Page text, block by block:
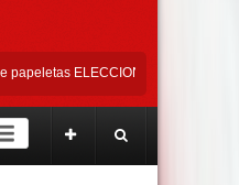
ELECCIONES 2026 – 2029
UNIVERSITARIA Y NACIONAL.